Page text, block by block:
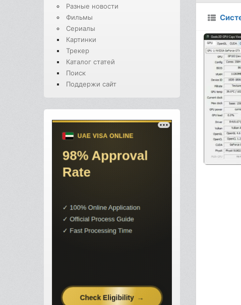
Разные новости
Фильмы
Сериалы
Картинки
Трекер
Каталог статей
Поиск
Поддержи сайт